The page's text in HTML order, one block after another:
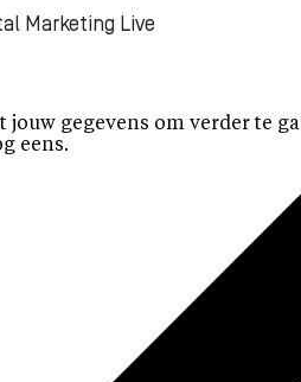
Marketing Live
jouw gegevens om verder te
eens.